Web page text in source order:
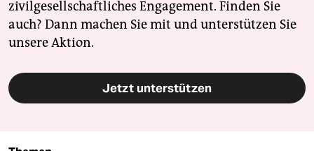
zivilgesellschaftliches Engagement. Finden Sie
auch? Dann machen Sie mit und unterstützen Sie
unsere Aktion.
Jetzt unterstützen